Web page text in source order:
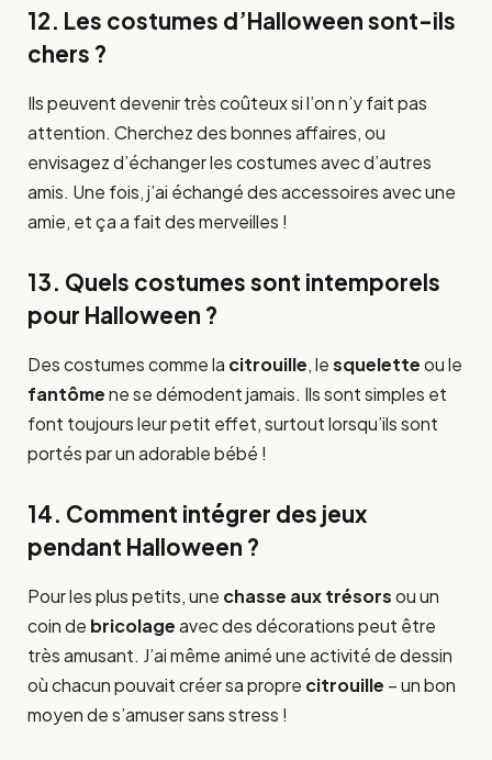
12. Les costumes d’Halloween sont-ils
chers ?
Ils peuvent devenir très coûteux si l’on n’y fait pas
attention. Cherchez des bonnes affaires, ou
envisagez d’échanger les costumes avec d’autres
amis. Une fois, j’ai échangé des accessoires avec une
amie, et ça a fait des merveilles !
13. Quels costumes sont intemporels
pour Halloween ?
Des costumes comme la citrouille, lesqueletteou le
fantômene se démodent jamais. Ils sont simples et
font toujours leur petit effet, surtout lorsqu’ils sont
portés par un adorable bébé !
14. Comment intégrer des jeux
pendant Halloween ?
Pour les plus petits, une chasse aux trésorsou un
coin de bricolageavec des décorations peut être
très amusant. J’ai même animé une activité de dessin
où chacun pouvait créer sa propre citrouille – un bon
moyen de s’amuser sans stress !